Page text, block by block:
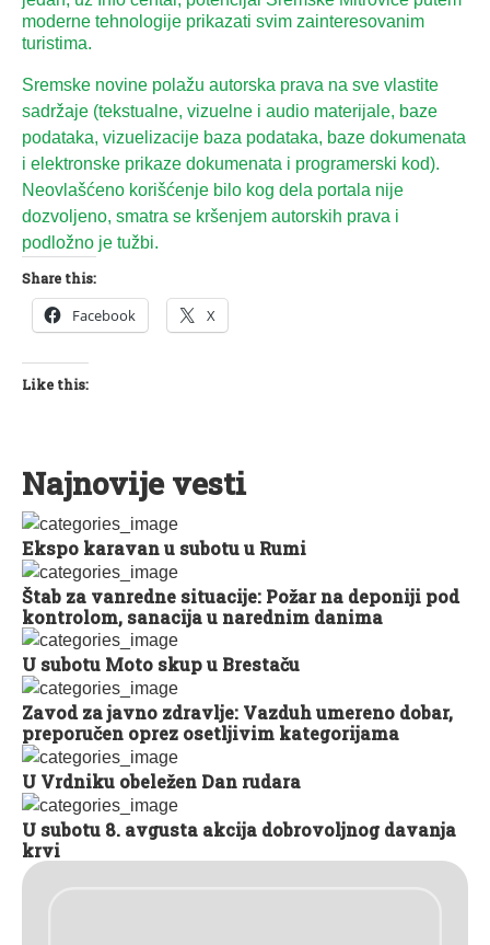
moderne tehnologije prikazati svim zainteresovanim
turistima.
Sremske novine polažu autorska prava na sve vlastite
sadržaje (tekstualne, vizuelne i audio materijale, baze
podataka, vizuelizacije baza podataka, baze dokumenata
i elektronske prikaze dokumenata i programerski kod).
Neovlašćeno korišćenje bilo kog dela portala nije
dozvoljeno, smatra se kršenjem autorskih prava i
podložno je tužbi.
Share this:
Facebook X
Like this:
Najnovije vesti
Ekspo karavan u subotu u Rumi
Štab za vanredne situacije: Požar na deponiji pod
kontrolom, sanacija u narednim danima
U subotu Moto skup u Brestaču
Zavod za javno zdravlje: Vazduh umereno dobar,
preporučen oprez osetljivim kategorijama
U Vrdniku obeležen Dan rudara
U subotu 8. avgusta akcija dobrovoljnog davanja
krvi